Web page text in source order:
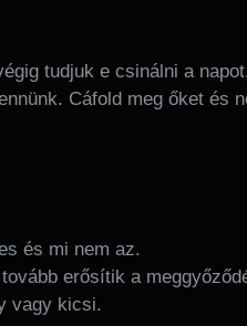
tudjuk e csinálni a
Cáfold meg őket és
és mi nem az.
erősítik a
vagy kicsi.